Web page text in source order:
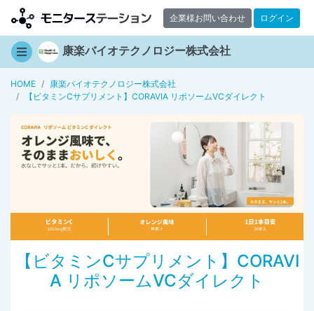
企業様お問い合わせ ログイン
康楽バイオテクノロジー株式会社
HOME
康楽バイオテクノロジー株式会社
【ビタミンCサプリメント】CORAVIA リポソームVCダイレクト
【ビタミンCサプリメント】CORAVI
A リポソームVCダイレクト